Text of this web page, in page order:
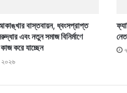
বাস্তবায়ন, ধ্বংসপ্রাপ্ত
এবং নতুন সমাজ বিনির্মাণে
কাজ করে যাচ্ছেন